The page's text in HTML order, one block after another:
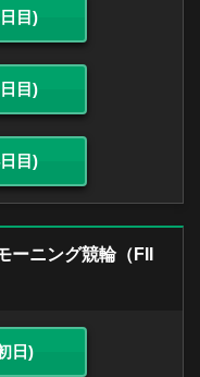
目)
目)
目)
ニング競輪（FII
日)